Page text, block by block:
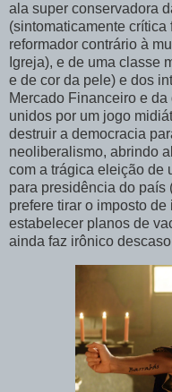
ala super conservadora
(sintomaticamente
reformador contrário à
Igreja), e de uma classe
e de cor da pele) e dos
Mercado Financeiro e
unidos por um jogo
destruir a democracia
neoliberalismo, abrindo
com a trágica eleição de
para presidência do país
prefere tirar o imposto
estabelecer planos de
ainda faz irônico